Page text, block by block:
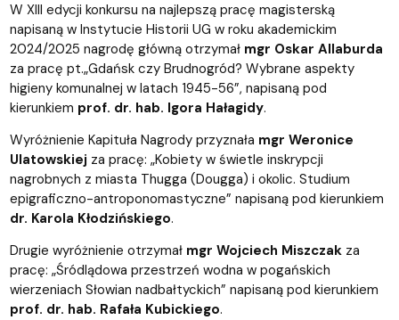
W XIII edycji konkursu na najlepszą pracę magisterską
napisaną w Instytucie Historii UG w roku akademickim
2024/2025 nagrodę główną otrzymał mgr Oskar Allaburda
za pracę pt.„Gdańsk czy Brudnogród? Wybrane aspekty
higieny komunalnej w latach 1945-56”, napisaną pod
kierunkiem prof. dr. hab. Igora Hałagidy.
Wyróżnienie Kapituła Nagrody przyznała mgr Weronice
Ulatowskiej za pracę: „Kobiety w świetle inskrypcji
nagrobnych z miasta Thugga (Dougga) i okolic. Studium
epigraficzno-antroponomastyczne” napisaną pod kierunkiem
dr. Karola Kłodzińskiego.
Drugie wyróżnienie otrzymałmgr Wojciech Miszczak za
pracę: „Śródlądowa przestrzeń wodna w pogańskich
wierzeniach Słowian nadbałtyckich” napisaną pod kierunkiem
prof. dr. hab. Rafała Kubickiego.